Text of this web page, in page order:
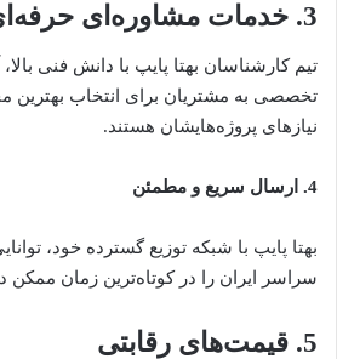
3. خدمات مشاوره‌ای حرفه‌ای
تیم کارشناسان بهتا پایپ با دانش فنی بالا،
تخصصی به مشتریان برای انتخاب بهترین
نیازهای پروژه‌هایشان هستند.
4. ارسال سریع و مطمئن
بهتا پایپ با شبکه توزیع گسترده خود،
سراسر ایران را در کوتاه‌ترین زمان ممکن
5. قیمت‌های رقابتی